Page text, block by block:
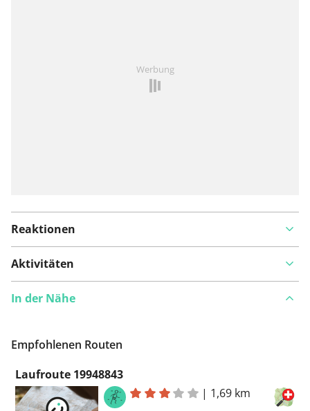
Werbung
Reaktionen
Aktivitäten
In der Nähe
Empfohlenen Routen
Laufroute 19948843
| 1,69 km